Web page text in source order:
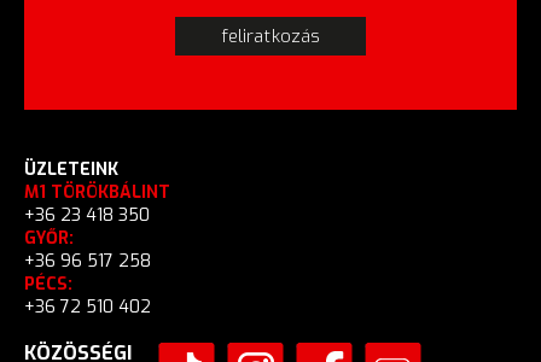
ÜZLETEINK
M1 TÖRÖKBÁLINT
+36 23 418 350
GYŐR:
+36 96 517 258
PÉCS:
+36 72 510 402
KÖZÖSSÉGI